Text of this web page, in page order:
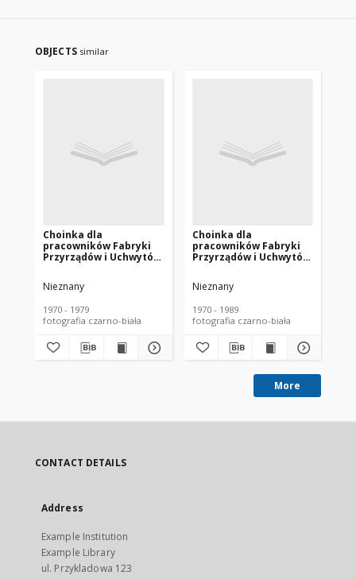
OBJECTS similar
Choinka dla
pracowników Fabryki
Przyrządów i Uchwytów,
lata 70. XX w.
Nieznany
1970 - 1979
fotografia czarno-biała
Choinka dla
pracowników Fabryki
Przyrządów i Uchwytów,
lata 70-80. XX w.
Nieznany
1970 - 1989
fotografia czarno-biała
More
CONTACT DETAILS
Address
Example Institution
Example Library
ul. Przykladowa 123